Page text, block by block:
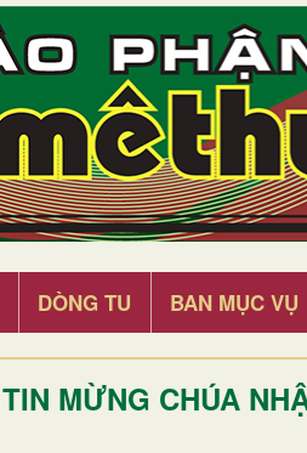
DÒNG TU BAN MỤC VỤ
TIN MỪNG CHÚA